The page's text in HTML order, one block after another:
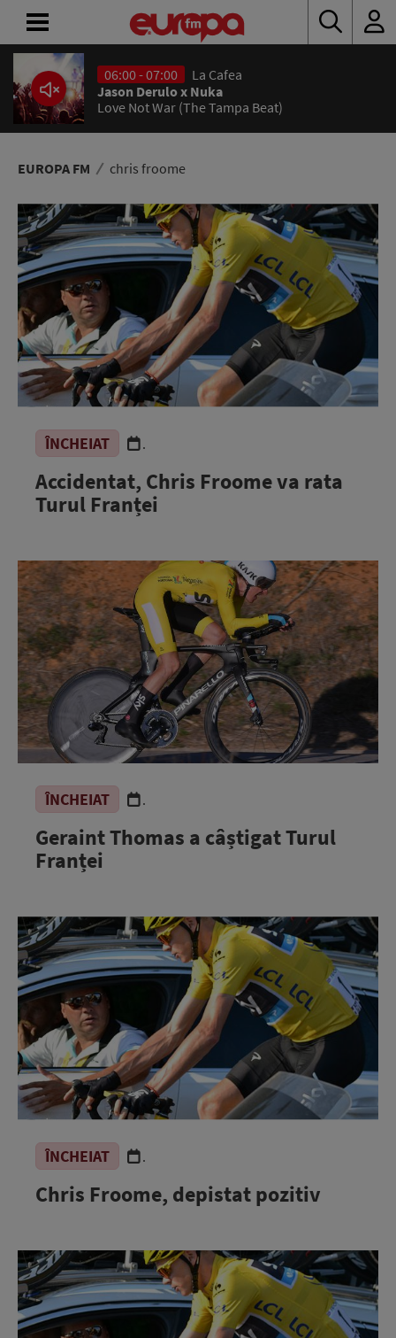
06:00 - 07:00
La Cafea
Jason Derulo x Nuka
Love Not War (The Tampa Beat)
EUROPA FM chris froome
ÎNCHEIAT .
Accidentat, Chris Froome va rata
Turul Franței
ÎNCHEIAT .
Geraint Thomas a câștigat Turul
Franței
ÎNCHEIAT .
Chris Froome, depistat pozitiv
ACASĂ
ȘTIRI
RADIO
CONCURSURI
PODCAST
ASCULTĂ
LIVE